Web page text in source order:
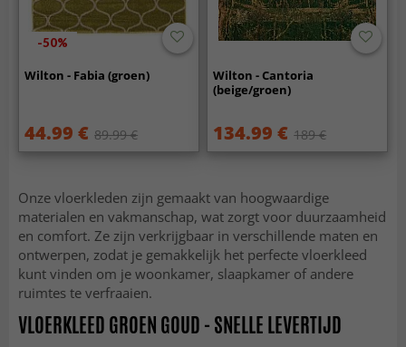
-50%
Wilton - Fabia (groen)
44.99 € 89.99 €
Wilton - Cantoria
(beige/groen)
134.99 € 189 €
Onze vloerkleden zijn gemaakt van hoogwaardige
materialen en vakmanschap, wat zorgt voor duurzaamheid
en comfort. Ze zijn verkrijgbaar in verschillende maten en
ontwerpen, zodat je gemakkelijk het perfecte vloerkleed
kunt vinden om je woonkamer, slaapkamer of andere
ruimtes te verfraaien.
VLOERKLEED GROEN GOUD - SNELLE LEVERTIJD